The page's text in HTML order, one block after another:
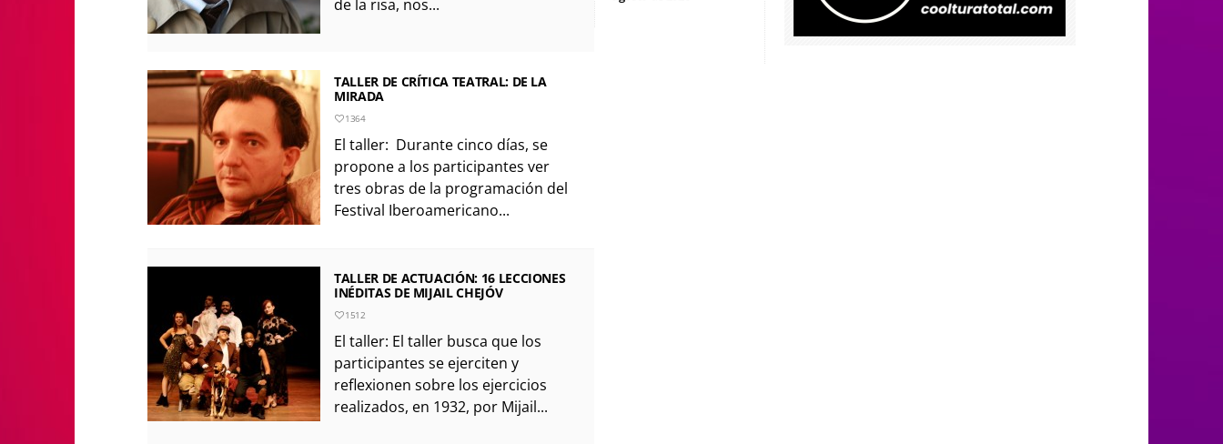
de la risa, nos...
TALLER DE CRÍTICA TEATRAL: DE LA
MIRADA
1364
El taller: Durante cinco días, se
propone a los participantes ver
tres obras de la programación del
Festival Iberoamericano...
TALLER DE ACTUACIÓN: 16 LECCIONES
INÉDITAS DE MIJAIL CHEJÓV
1512
El taller: El taller busca que los
participantes se ejerciten y
reflexionen sobre los ejercicios
realizados, en 1932, por Mijail...